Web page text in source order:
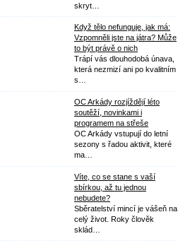
skryt…
Když tělo nefunguje, jak má:
Vzpomněli jste na játra? Může
to být právě o nich
Trápí vás dlouhodobá únava,
která nezmizí ani po kvalitním
s…
OC Arkády rozjíždějí léto
soutěží, novinkami i
programem na střeše
OC Arkády vstupují do letní
sezony s řadou aktivit, které
ma…
Víte, co se stane s vaší
sbírkou, až tu jednou
nebudete?
Sběratelství mincí je vášeň na
celý život. Roky člověk
sklád…